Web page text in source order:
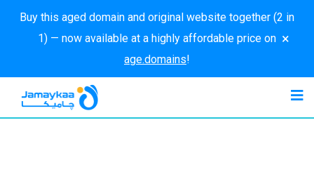
Buy this aged domain and original website together (2 in
1) — now available at a highly affordable price on
age.domains!
×